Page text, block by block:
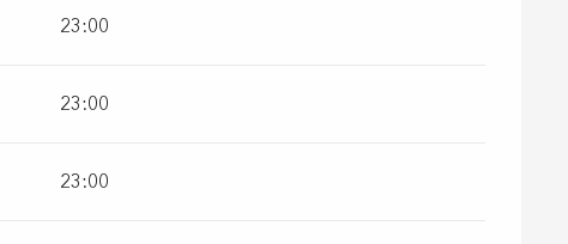
23:00
23:00
23:00